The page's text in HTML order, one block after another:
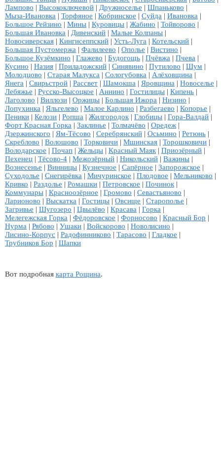
Лампово | Высокоключевой | Дружноселье | Шпаньково |
Мыза-Ивановка | Торфяное | Кобринское | Суйда | Ивановка |
Большое Рейзино | Мины | Куровицы | Жабино | Тойворово |
Большая Ивановка | Дивенский | Малые Колпаны |
Новосиверская | Кингисеппский | Усть-Луга | Котельский |
Большая Пустомержа | Фалилеево | Ополье | Вистино |
Большое Кузёмкино | Глажево | Будогощь | Пчёвжа | Пчева |
Кусино | Назия | Приладожский | Синявино | Путилово | Шум |
Молодцово | Старая Малукса | Сологубовка | Алёховщина |
Янега | Свирьстрой | Рассвет | Шамокша | Яровщина | Новоселье |
Лебяжье | Русско-Высоцкое | Аннино | Гостилицы | Кипень |
Лаголово | Виллози | Оржицы | Большая Ижора | Низино |
Лопухинка | Яльгелево | Малое Карлино | Разбегаево | Копорье |
Пеники | Келози | Ропша | Жилгородок | Глобицы | Гора-Валдай |
Форт Красная Горка | Заклинье | Толмачёво | Оредеж |
Дзержинского | Ям-Тёсово | Серебрянский | Осьмино | Ретюнь |
Скреблово | Волошово | Торковичи | Мшинская | Торошковичи |
Володарское | Почап | Жельцы | Красный Маяк | Приозёрный |
Пехенец | Тёсово-4 | Межозёрный | Никольский | Важины |
Вознесенье | Винницы | Кузнечное | Сапёрное | Запорожское |
Суходолье | Снегирёвка | Мичуринское | Плодовое | Мельниково |
Кривко | Раздолье | Ромашки | Петровское | Починок |
Коммунары | Красноозёрное | Громово | Севастьяново |
Ларионово | Выскатка | Гостицы | Овсище | Старополье |
Загривье | Шугозеро | Цвылёво | Красава | Горка |
Мелегежская Горка | Фёдоровское | Форносово | Красный Бор |
Нурма | Рябово | Ушаки | Войскорово | Новолисино |
Лисино-Корпус | Радофинниково | Тарасово | Гладкое |
Трубников Бор | Шапки
Вот подробная карта Рощина.